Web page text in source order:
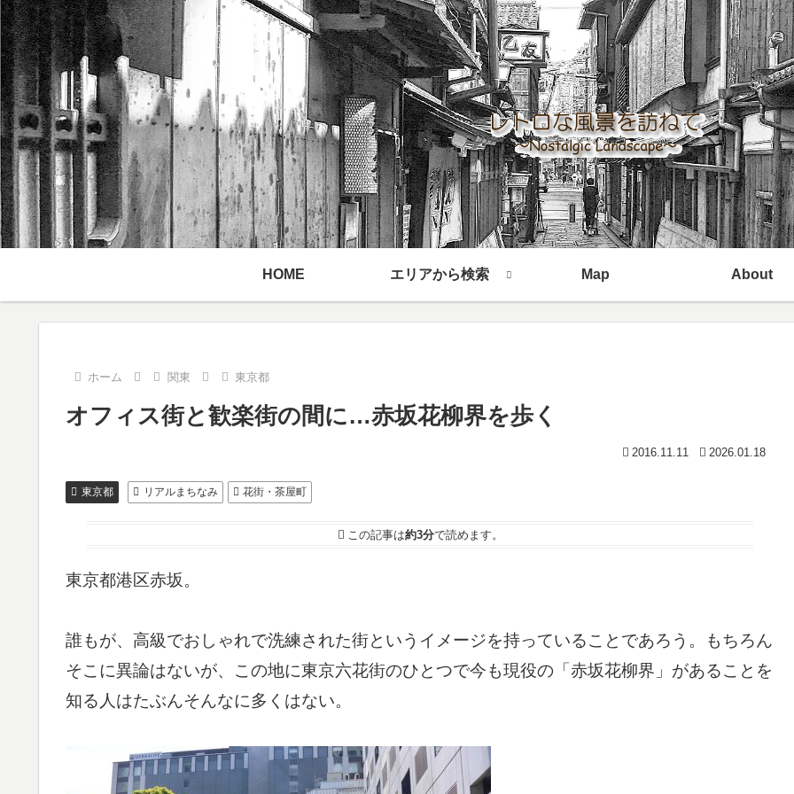
HOME エリアから検索 Map About
ホーム 関東 東京都
オフィス街と歓楽街の間に…赤坂花柳界を歩く
2016.11.11 2026.01.18
東京都 リアルまちなみ 花街・茶屋町
この記事は約3分で読めます。
東京都港区赤坂。
誰もが、高級でおしゃれで洗練された街というイメージを持っていることであろう。もちろん
そこに異論はないが、この地に東京六花街のひとつで今も現役の「赤坂花柳界」があることを
知る人はたぶんそんなに多くはない。